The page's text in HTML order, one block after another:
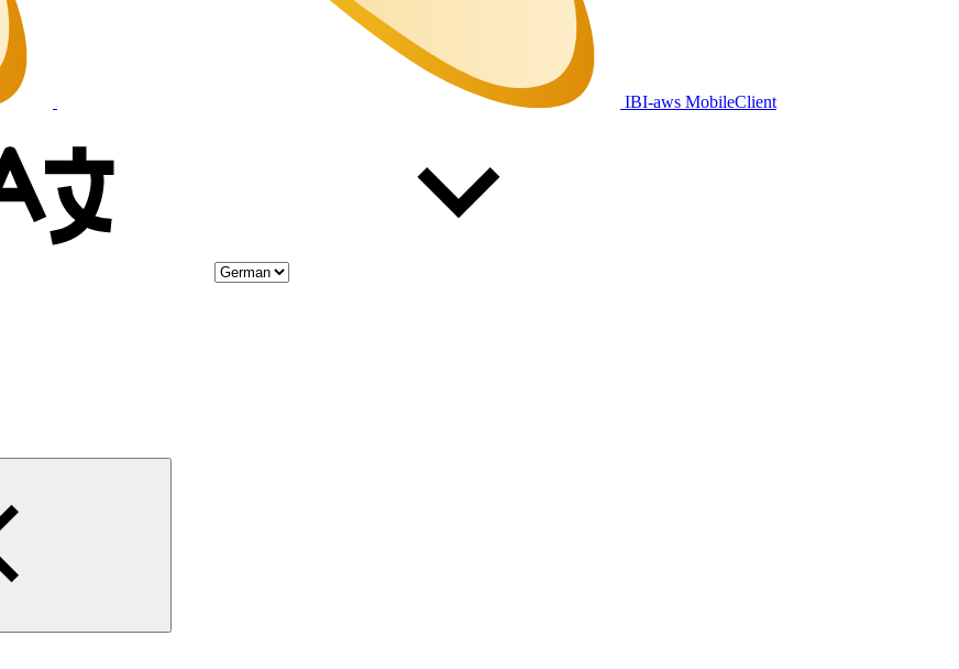
IBI-aws MobileClient